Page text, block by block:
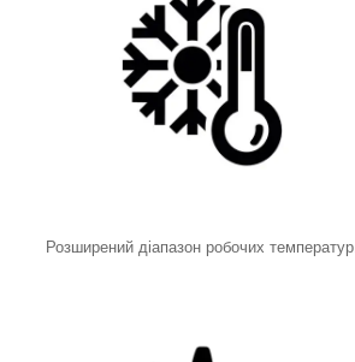
Розширений діапазон робочих температур.